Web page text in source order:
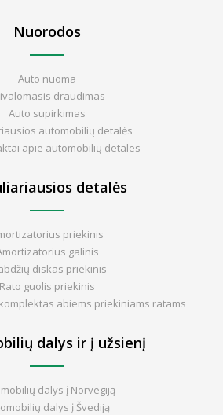
Nuorodos
Auto nuoma
draudimas
Auto supirkimas
automobilių detalės
apie automobilių detales
detalės
priekinis
galinis
diskas priekinis
Rato guolis priekinis
abiems priekiniams ratams
dalys ir į užsienį
dalys į Norvegiją
dalys į Švediją